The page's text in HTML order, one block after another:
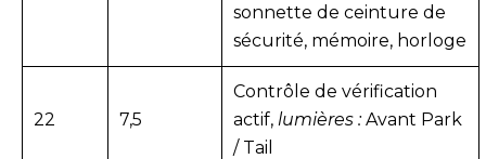
sonnette de ceinture de
sécurité, mémoire, horloge
22 7,5
Contrôle de vérification
actif, lumières :Avant Park
/ Tail